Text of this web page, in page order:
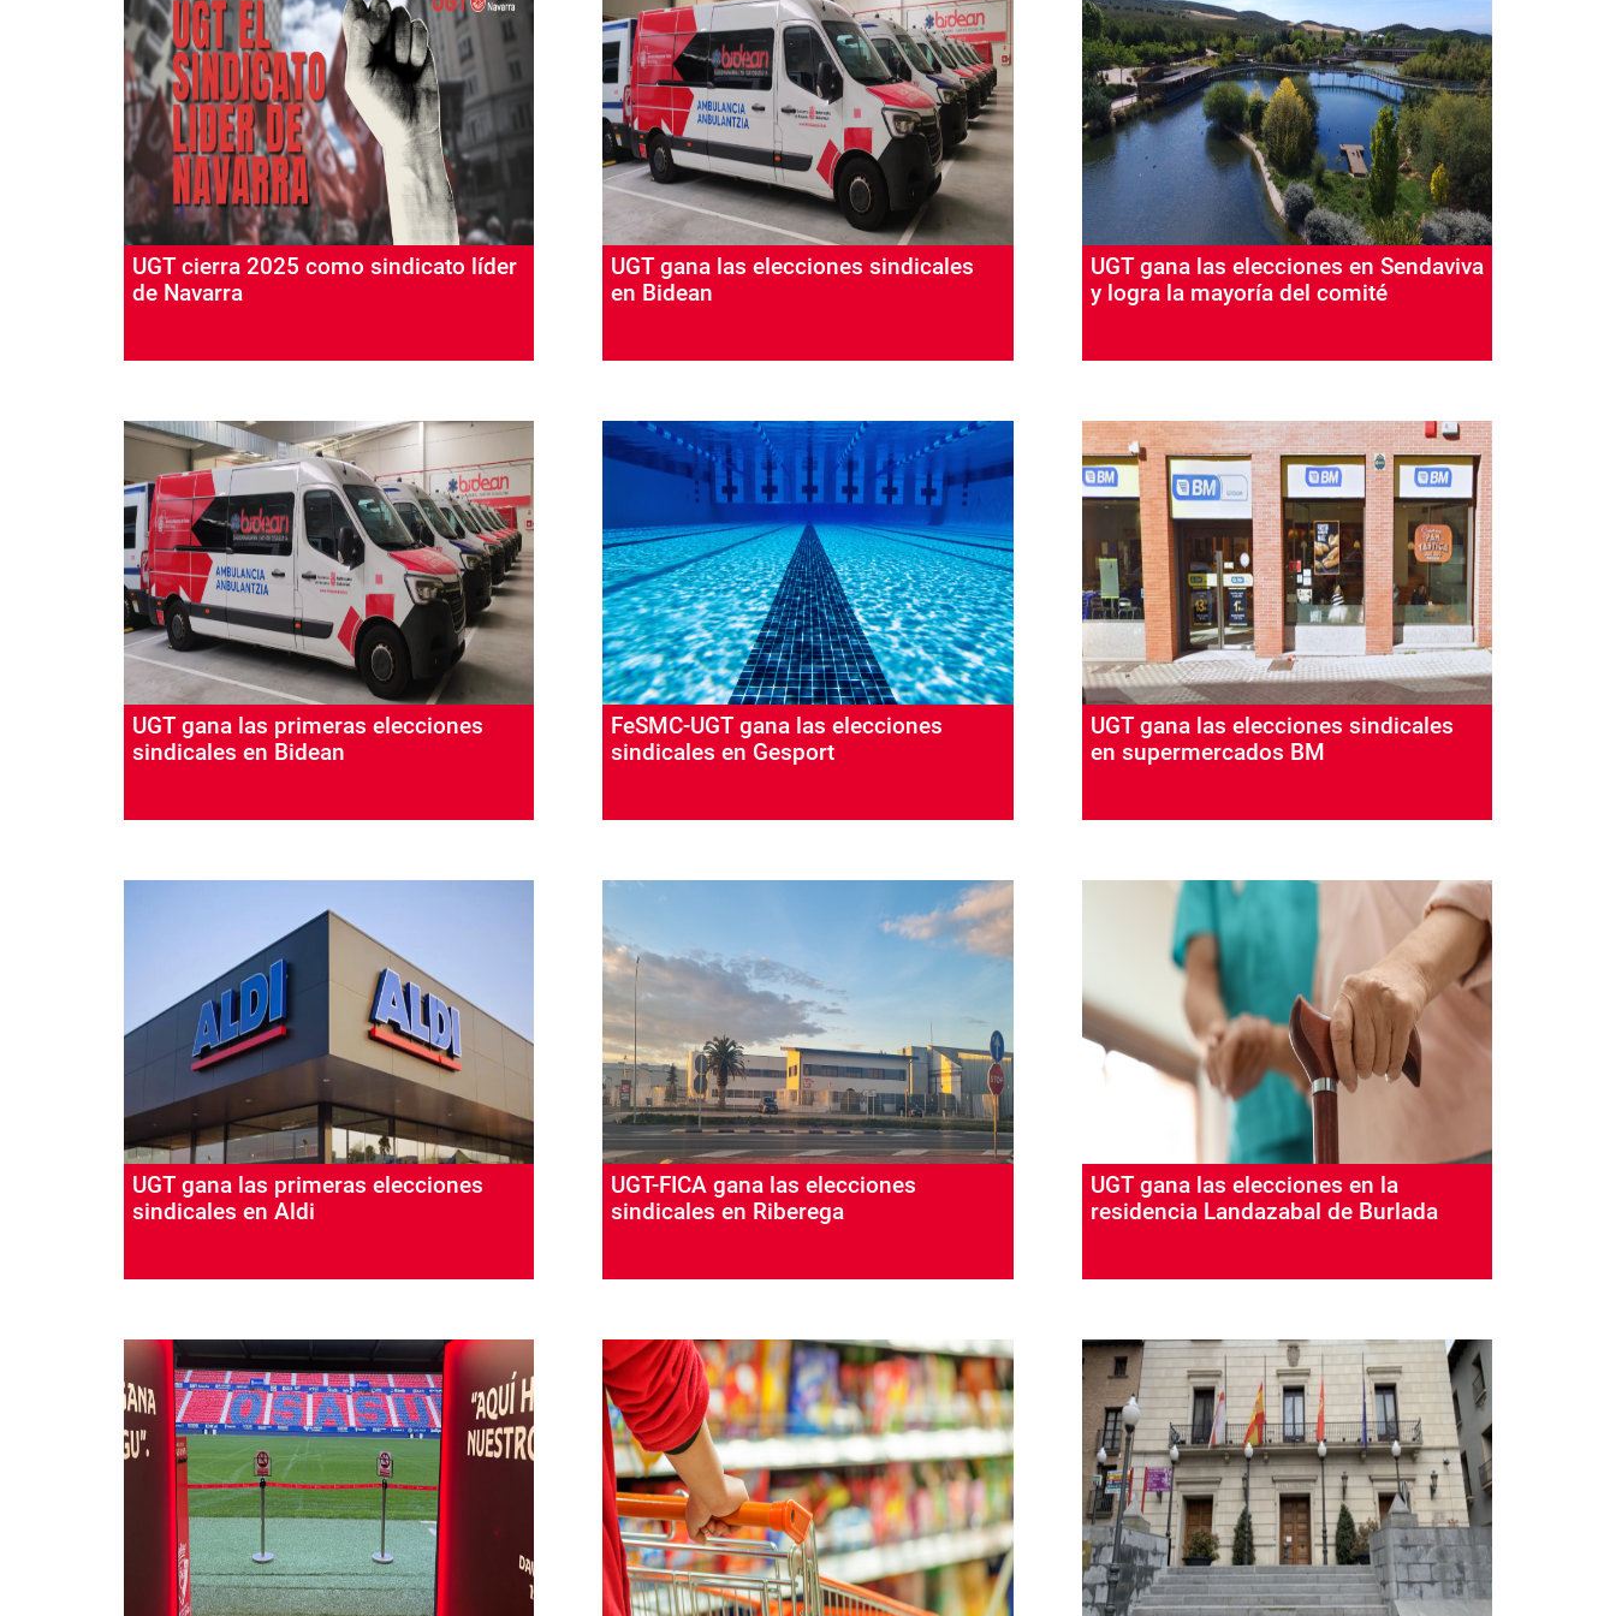
UGT cierra 2025 como sindicato líder
de Navarra
UGT gana las elecciones sindicales
en Bidean
UGT gana las elecciones en Sendaviva
y logra la mayoría del comité
UGT gana las primeras elecciones
sindicales en Bidean
FeSMC-UGT gana las elecciones
sindicales en Gesport
UGT gana las elecciones sindicales
en supermercados BM
UGT gana las primeras elecciones
sindicales en Aldi
UGT-FICA gana las elecciones
sindicales en Riberega
UGT gana las elecciones en la
residencia Landazabal de Burlada